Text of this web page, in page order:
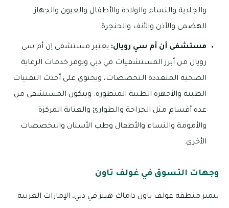
والجلدية والنساء والولادة والأطفال والعيون والجهاز
الهضمي والأذن والأنف والحنجرة.
مستشفى أن أم سي رويال: يعتبر مستشفى إن أم سي
رويال من أبرز المستشفيات في دبي ويوفر خدمات الرعاية
الصحية المتعددة التخصصات، ويحتوي على أحدث التقنيات
الطبية والأجهزة الطبية المتطورة. ويتكون المستشفى من
عدة أقسام مثل الجراحة والطوارئ والعناية المركزة
والأمومة والنساء والأطفال وطب الأسنان والتخصصات
الأخرى.
وجهات التسوق في غولف تاون
تتميز منطقة غولف تاون داماك هيلز في دبي، الإمارات العربية